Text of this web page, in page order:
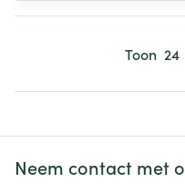
Toon
Neem contact met